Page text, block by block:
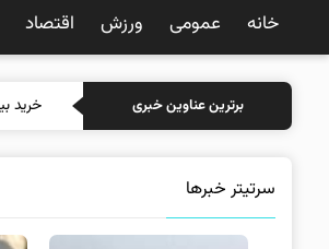
خانه عمومی ورزش اقتصاد
برترین عناوین خبری خرید
سرتیتر خبرها